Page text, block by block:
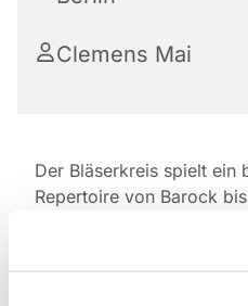
Clemens Mai
Der Bläserkreis spielt ein
Repertoire von Barock
bereichert er unsere
Gemeindefeste wie den